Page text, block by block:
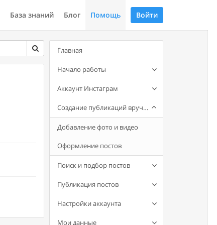
Войти
База знаний Блог Помощь
Главная
Начало работы
Аккаунт Инстаграм
Создание публикаций вручную
Добавление фото и видео
Оформление постов
Поиск и подбор постов
Публикация постов
Настройки аккаунта
Мои данные